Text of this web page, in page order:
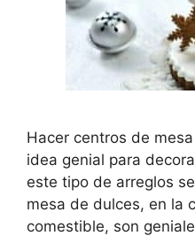
Hacer centros de
idea genial para
este tipo de arreglos
mesa de dulces, en la
comestible, son